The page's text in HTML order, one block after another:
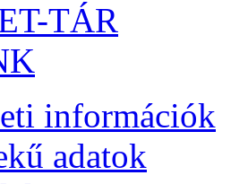
TÁR
információk
adatok